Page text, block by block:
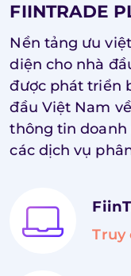
FIINTRADE
Nền tảng ưu
diện cho nhà
được phát triển
đầu Việt Nam
thông tin doanh
các dịch vụ
Truy